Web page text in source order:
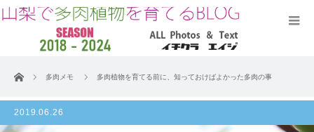
ホーム 多肉メモ 多肉植物を育てる前に、知っておけばよかった多肉の事
2019.06.26